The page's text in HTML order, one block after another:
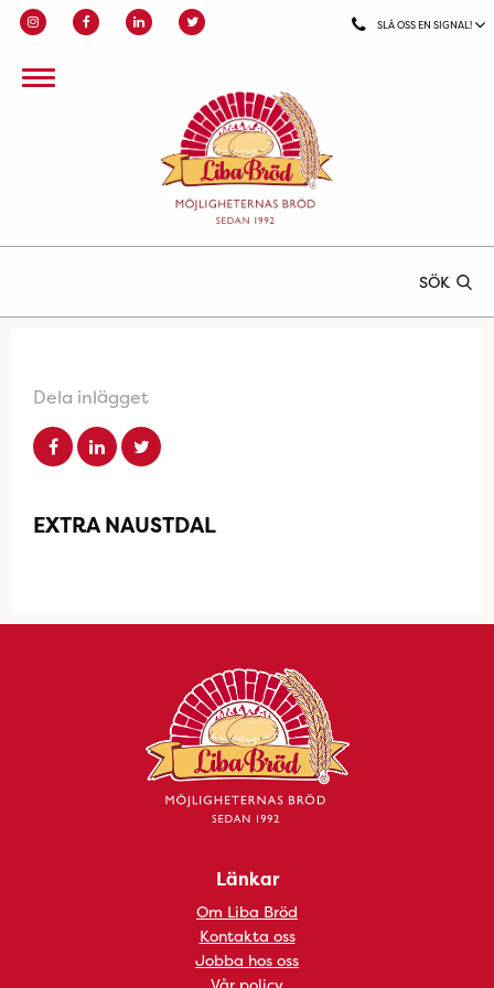
SLÅ OSS EN SIGNAL!
SÖK
Dela inlägget
EXTRA NAUSTDAL
Länkar
Om Liba Bröd
Kontakta oss
Jobba hos oss